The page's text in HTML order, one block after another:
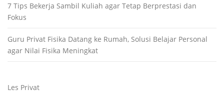
7 Tips Bekerja Sambil Kuliah agar Tetap Berprestasi dan
Fokus
Guru Privat Fisika Datang ke Rumah, Solusi Belajar Personal
agar Nilai Fisika Meningkat
Les Privat